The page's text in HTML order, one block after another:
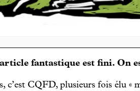
fantastique est fini. On
c’est CQFD, plusieurs fois élu